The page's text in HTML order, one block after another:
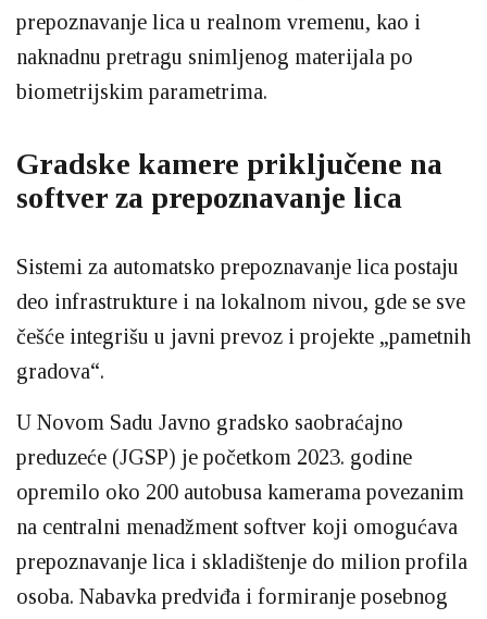
prepoznavanje lica u realnom vremenu, kao i
naknadnu pretragu snimljenog materijala po
biometrijskim parametrima.
Gradske kamere priključene na
softver za prepoznavanje lica
Sistemi za automatsko prepoznavanje lica postaju
deo infrastrukture i na lokalnom nivou, gde se sve
češće integrišu u javni prevoz i projekte „pametnih
gradova“.
U Novom Sadu Javno gradsko saobraćajno
preduzeće (JGSP) je početkom 2023. godine
opremilo oko 200 autobusa kamerama povezanim
na centralni menadžment softver koji omogućava
prepoznavanje lica i skladištenje do milion profila
osoba. Nabavka predviđa i formiranje posebnog